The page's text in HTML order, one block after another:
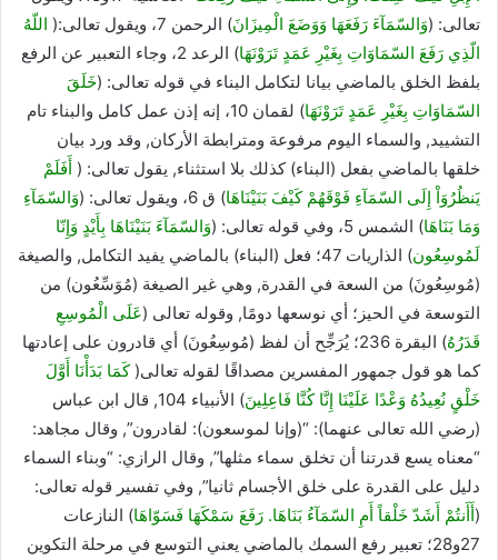
تعالى: (وَالسّمَآءَ رَفَعَهَا وَوَضَعَ الْمِيزَانَ) الرحمن 7، ويقول تعالى:(
اللّهُ
الّذِي رَفَعَ السّمَاوَاتِ بِغَيْرِ عَمَدٍ تَرَوْنَهَا
) الرعد 2، وجاء التعبير عن الرفع
بلفظ الخلق بالماضي بيانا لتكامل البناء في قوله تعالى: (خَلَقَ
السّمَاوَاتِ بِغَيْرِ عَمَدٍ تَرَوْنَهَا
) لقمان 10، إنه إذن عمل كامل والبناء تام
التشييد, والسماء اليوم مرفوعة ومترابطة الأركان, وقد ورد بيان
خلقها بالماضي بفعل (البناء) كذلك بلا استثناء, يقول تعالى: ( أَفَلَمْ
يَنظُرُوَاْ إِلَى السّمَآءِ فَوْقَهُمْ كَيْفَ بَنَيْنَاهَا) ق 6، ويقول تعالى: (
وَالسّمَآءِ
وَمَا بَنَاهَا) الشمس 5، وفي قوله تعالى: (
وَالسّمَآءَ بَنَيْنَاهَا بِأَيْدٍ وَإِنّا
لَمُوسِعُون
) الذاريات 47؛ فعل (البناء) بالماضي يفيد التكامل, والصيغة
(مُوسِعُونَ) من السعة في القدرة, وهي غير الصيغة (مُوَسِّعُون) من
التوسعة في الحيز؛ أي نوسعها دومًا, وقوله تعالى (عَلَى الْمُوسِعِ
قَدَرُهُ
) البقرة 236؛ يُرَجِّح أن لفظ (مُوسِعُونَ) أي قادرون على إعادتها
كما هو قول جمهور المفسرين مصداقًا لقوله تعالى(كَمَا بَدَأْنَا أَوَّلَ
خَلْقٍ نُعِيدُهُ وَعْدًا عَلَيْنَا إِنَّا كُنَّا فَاعِلِينَ
) الأنبياء 104, قال ابن عباس
(رضي الله تعالى عنهما): “(وإنا لموسعون): لقادرون”, وقال مجاهد:
“معناه يسع قدرتنا أن تخلق سماء مثلها”, وقال الرازي: “وبناء السماء
دليل على القدرة على خلق الأجسام ثانيا”, وفي تفسير قوله تعالى:
(أَأَنتُمْ أَشَدّ خَلْقاً أَمِ السّمَآءُ بَنَاهَا. رَفَعَ سَمْكَهَا فَسَوّاهَا) النازعات
27و28؛ تعبير رفع السمك بالماضي يعني التوسع في مرحلة التكوين